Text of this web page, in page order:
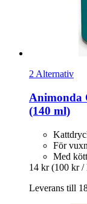
2 Alternativ
Animonda
(140 ml)
För
Med
14 kr (100 kr /
Leverans till